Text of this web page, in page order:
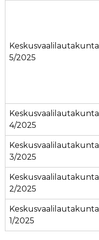
Keskusvaalilautakunta
5/2025
Keskusvaalilautakunta
4/2025
Keskusvaalilautakunta
3/2025
Keskusvaalilautakunta
2/2025
Keskusvaalilautakunta
1/2025